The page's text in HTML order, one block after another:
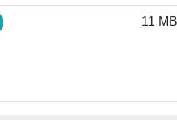
11 MB